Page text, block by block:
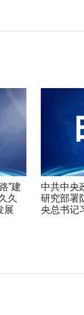
”建
久
展
中共中央
研究部署
央总书记